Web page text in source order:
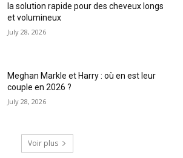
la solution rapide pour des cheveux longs
et volumineux
July 28, 2026
Meghan Markle et Harry : où en est leur
couple en 2026 ?
July 28, 2026
Voir plus